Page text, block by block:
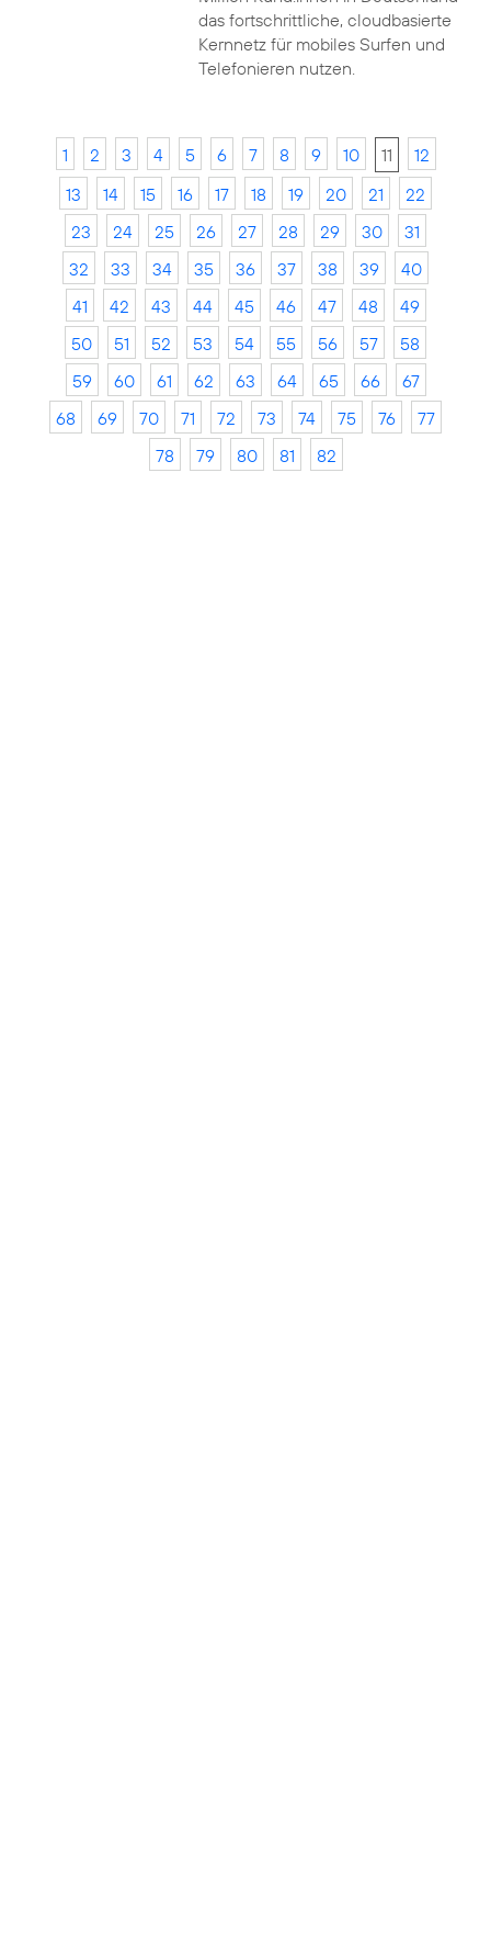
das fortschrittliche, cloudbasierte
Kernnetz für mobiles Surfen und
Telefonieren nutzen.
1 2 3 4 5 6 7 8 9 10 11
12
13
14 15 16 17 18 19 20 21
22
23
24 25 26 27 28 29 30
31
32
33 34 35 36 37 38 39
40
41
42 43 44 45 46 47 48
49
50
51 52 53 54 55 56 57
58
59
60 61 62 63 64 65 66
67
68
69 70 71 72 73 74 75 76
77
78
79 80 81 82